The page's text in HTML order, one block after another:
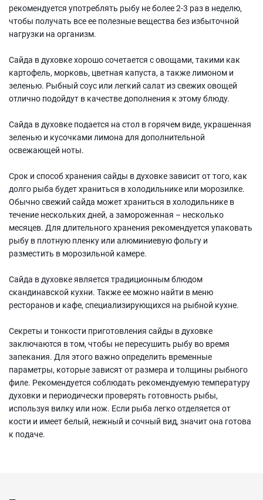
рекомендуется употреблять рыбу не более 2-3 раз в неделю,
чтобы получать все ее полезные вещества без избыточной
нагрузки на организм.
Сайда в духовке хорошо сочетается с овощами, такими как
картофель, морковь, цветная капуста, а также лимоном и
зеленью. Рыбный соус или легкий салат из свежих овощей
отлично подойдут в качестве дополнения к этому блюду.
Сайда в духовке подается на стол в горячем виде, украшенная
зеленью и кусочками лимона для дополнительной
освежающей ноты.
Срок и способ хранения сайды в духовке зависит от того, как
долго рыба будет храниться в холодильнике или морозилке.
Обычно свежий сайда может храниться в холодильнике в
течение нескольких дней, а замороженная – несколько
месяцев. Для длительного хранения рекомендуется упаковать
рыбу в плотную пленку или алюминиевую фольгу и
разместить в морозильной камере.
Сайда в духовке является традиционным блюдом
скандинавской кухни. Также ее можно найти в меню
ресторанов и кафе, специализирующихся на рыбной кухне.
Секреты и тонкости приготовления сайды в духовке
заключаются в том, чтобы не пересушить рыбу во время
запекания. Для этого важно определить временные
параметры, которые зависят от размера и толщины рыбного
филе. Рекомендуется соблюдать рекомендуемую температуру
духовки и периодически проверять готовность рыбы,
используя вилку или нож. Если рыба легко отделяется от
кости и имеет белый, нежный и сочный вид, значит она готова
к подаче.